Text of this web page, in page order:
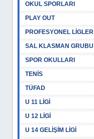
OKUL SPORLARI
PLAY OUT
PROFESYONEL LİGLER
SAL KLASMAN GRUBU
SPOR OKULLARI
TENİS
TÜFAD
U 11 LİGİ
U 12 LİGİ
U 14 GELİŞİM LİGİ